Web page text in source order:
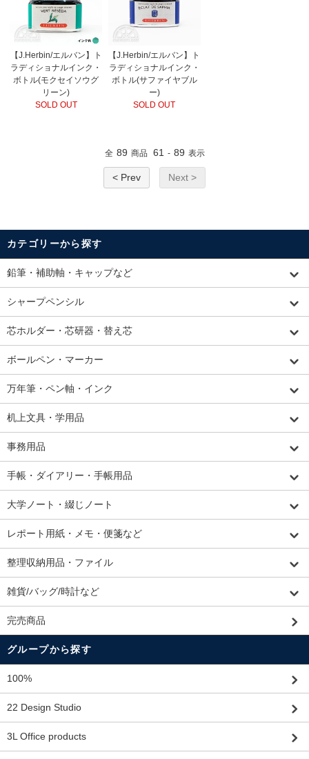
【J.Herbin/エルバン】ト
ラディショナルインク・
ボトル(モクセイソウグ
リーン)
SOLD OUT
【J.Herbin/エルバン】ト
ラディショナルインク・
ボトル(サファイヤブル
ー)
SOLD OUT
全 89 商品 61 - 89 表示
< Prev Next >
カテゴリーから探す
鉛筆・補助軸・キャップなど
シャープペンシル
芯ホルダー・芯研器・替え芯
ボールペン・マーカー
万年筆・ペン軸・インク
机上文具・学用品
事務用品
手帳・ダイアリー・手帳用品
大学ノート・綴じノート
レポート用紙・メモ・便箋など
整理収納用品・ファイル
雑貨/バッグ/時計など
完売商品
グループから探す
100%
22 Design Studio
3L Office products